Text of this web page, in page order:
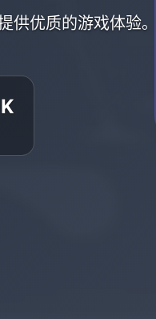
优质的游戏体验。